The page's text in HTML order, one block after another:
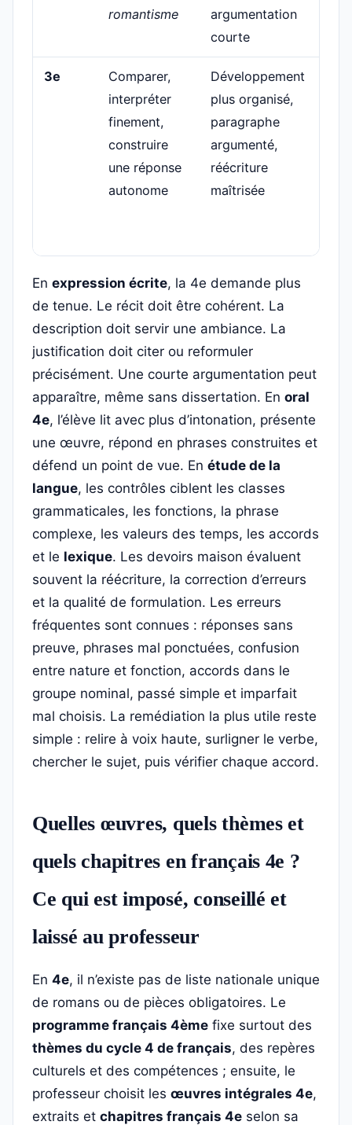
romantisme
argumentation
courte
3e
Comparer,
interpréter
finement,
construire
une réponse
autonome
Développement
plus organisé,
paragraphe
argumenté,
réécriture
maîtrisée
En expression écrite, la 4e demande plus
de tenue. Le récit doit être cohérent. La
description doit servir une ambiance. La
justification doit citer ou reformuler
précisément. Une courte argumentation peut
apparaître, même sans dissertation. En oral
4e, l’élève lit avec plus d’intonation, présente
une œuvre, répond en phrases construites et
défend un point de vue. En étude de la
langue, les contrôles ciblent les classes
grammaticales, les fonctions, la phrase
complexe, les valeurs des temps, les accords
et le lexique. Les devoirs maison évaluent
souvent la réécriture, la correction d’erreurs
et la qualité de formulation. Les erreurs
fréquentes sont connues : réponses sans
preuve, phrases mal ponctuées, confusion
entre nature et fonction, accords dans le
groupe nominal, passé simple et imparfait
mal choisis. La remédiation la plus utile reste
simple : relire à voix haute, surligner le verbe,
chercher le sujet, puis vérifier chaque accord.
Quelles œuvres, quels thèmes et
quels chapitres en français 4e ?
Ce qui est imposé, conseillé et
laissé au professeur
En 4e, il n’existe pas de liste nationale unique
de romans ou de pièces obligatoires. Le
programme français 4ème fixe surtout des
thèmes du cycle 4 de français, des repères
culturels et des compétences ; ensuite, le
professeur choisit les œuvres intégrales 4e,
extraits et chapitres français 4e selon sa